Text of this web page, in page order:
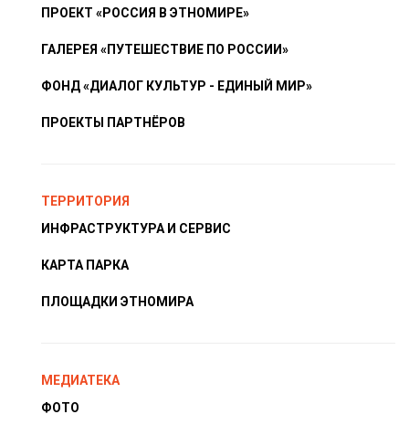
ПРОЕКТ «РОССИЯ В ЭТНОМИРЕ»
ГАЛЕРЕЯ «ПУТЕШЕСТВИЕ ПО РОССИИ»
ФОНД «ДИАЛОГ КУЛЬТУР - ЕДИНЫЙ МИР»
ПРОЕКТЫ ПАРТНЁРОВ
ТЕРРИТОРИЯ
ИНФРАСТРУКТУРА И СЕРВИС
КАРТА ПАРКА
ПЛОЩАДКИ ЭТНОМИРА
МЕДИАТЕКА
ФОТО